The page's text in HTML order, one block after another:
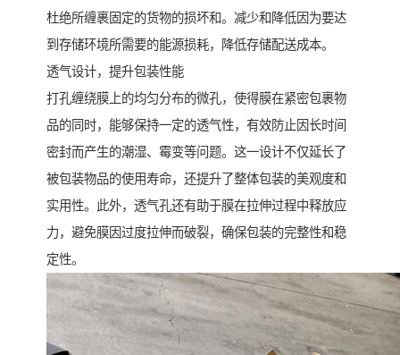
杜绝所缠裹固定的货物的损坏和。减少和降低因为要达
到存储环境所需要的能源损耗，降低存储配送成本。
透气设计，提升包装性能
打孔缠绕膜上的均匀分布的微孔，使得膜在紧密包裹物
品的同时，能够保持一定的透气性，有效防止因长时间
密封而产生的潮湿、霉变等问题。这一设计不仅延长了
被包装物品的使用寿命，还提升了整体包装的美观度和
实用性。此外，透气孔还有助于膜在拉伸过程中释放应
力，避免膜因过度拉伸而破裂，确保包装的完整性和稳
定性。